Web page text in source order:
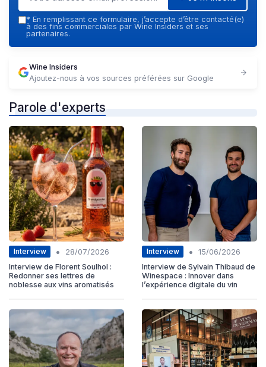
* En remplissant ce formulaire, j’accepte d’être contacté(e)
à des fins commerciales par Wine Insiders et ses
partenaires.
Wine Insiders
Ajoutez-nous à vos sources préférées sur Google
Parole d'experts
Interview •
28/07/2026
Interview de Florent Soulhol :
Redonner ses lettres de
noblesse aux vins aromatisés
Interview •
15/06/2026
Interview de Sylvain Thibaud de
Winespace : Innover dans
l’expérience digitale du vin